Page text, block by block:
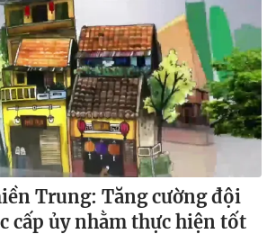
Trung: Tăng cường đội
cấp ủy nhằm thực hiện tốt